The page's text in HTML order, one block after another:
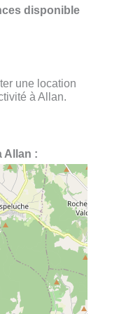
disponible
une location
à Allan.
Allan :